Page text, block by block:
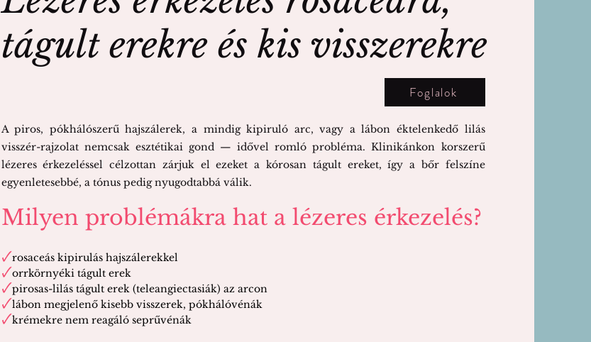
tágult erekre és kis visszerekre
Foglalok
A piros, pókhálószerű hajszálerek, a mindig kipiruló arc, vagy a lábon éktelenkedő lilás
visszér-rajzolat nemcsak esztétikai gond — idővel romló probléma. Klinikánkon korszerű
lézeres érkezeléssel célzottan zárjuk el ezeket a kórosan tágult ereket, így a bőr felszíne
egyenletesebbé, a tónus pedig nyugodtabbá válik.
Milyen problémákra hat a lézeres érkezelés?
🗸rosaceás kipirulás hajszálerekkel
🗸orrkörnyéki tágult erek
🗸pirosas-lilás tágult erek (teleangiectasiák) az arcon
🗸lábon megjelenő kisebb visszerek, pókhálóvénák
🗸krémekre nem reagáló seprűvénák